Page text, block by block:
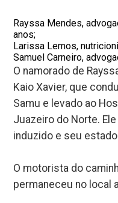
Rayssa Mendes,
anos;
Larissa Lemos,
Samuel Carneiro,
O namorado de
Kaio Xavier, que
Samu e levado ao
Juazeiro do Norte.
induzido e seu
O motorista do
permaneceu no local